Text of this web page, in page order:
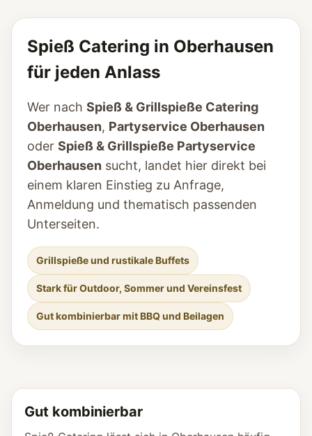
Spieß Catering in Oberhausen
für jeden Anlass
Wer nach Spieß & Grillspieße Catering
Oberhausen, Partyservice Oberhausen
oder Spieß & Grillspieße Partyservice
Oberhausen sucht, landet hier direkt bei
einem klaren Einstieg zu Anfrage,
Anmeldung und thematisch passenden
Unterseiten.
Grillspieße und rustikale Buffets
Stark für Outdoor, Sommer und Vereinsfest
Gut kombinierbar mit BBQ und Beilagen
Gut kombinierbar